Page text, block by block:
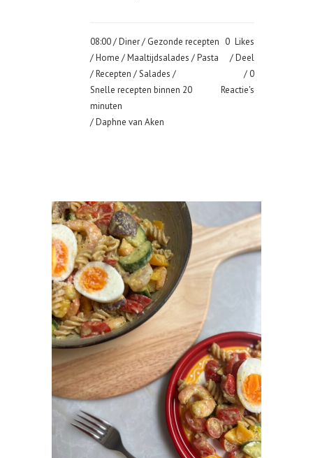
08:00 /Diner/ Gezonde recepten
/Home /Maaltijdsalades /Pasta
/Recepten /Salades /
Snelle recepten binnen 20
minuten
/ Daphne van Aken
0 Likes
Deel
0
Reactie's